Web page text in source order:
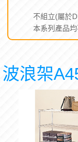
不組立(屬於
本系列產品
波浪架